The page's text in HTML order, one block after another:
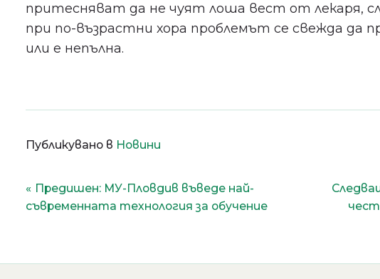
притесняват да не чуят лоша вест от лекаря,
при по-възрастни хора проблемът се свежда да
или е непълна.
Публикувано в Новини
Навигация
Предишен: МУ-Пловдив въведе най-
съвременната технология за обучение